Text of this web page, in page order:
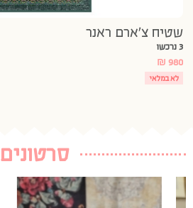
שטיח צ’ארם ראנר
3 נרכשו
₪ 980
לא במלאי
סרטונים